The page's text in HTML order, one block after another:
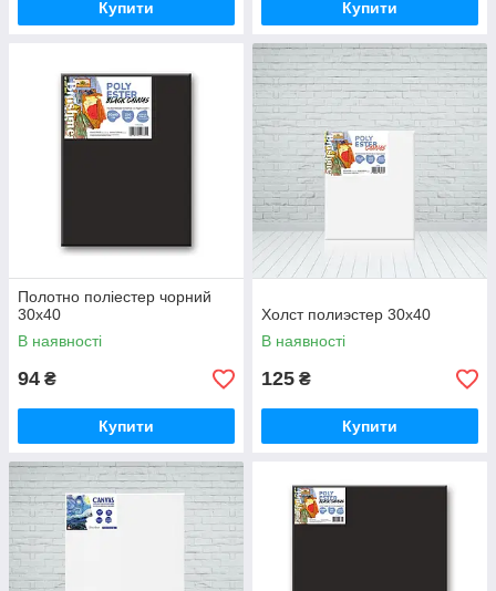
Купити Купити
Полотно поліестер чорний
30x40
В наявності
94 ₴
Купити
Холст полиэстер 30х40
В наявності
125 ₴
Купити